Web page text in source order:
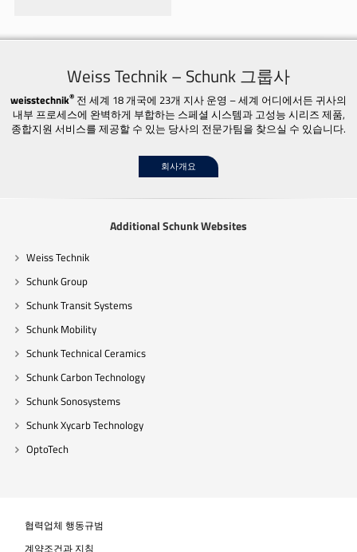
Weiss Technik – Schunk 그룹사
weisstechnik® 전 세계 18 개국에 23개 지사 운영 – 세계 어디에서든 귀사의
내부 프로세스에 완벽하게 부합하는 스페셜 시스템과 고성능 시리즈 제품,
종합지원 서비스를 제공할 수 있는 당사의 전문가팀을 찾으실 수 있습니다.
회사개요
Additional Schunk Websites
Weiss Technik
Schunk Group
Schunk Transit Systems
Schunk Mobility
Schunk Technical Ceramics
Schunk Carbon Technology
Schunk Sonosystems
Schunk Xycarb Technology
OptoTech
협력업체 행동규범
계약조건과 지침